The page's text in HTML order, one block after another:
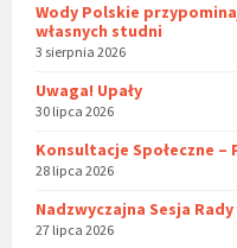
Wody Polskie
własnych studni
3 sierpnia 2026
Uwaga! Upały
30 lipca 2026
Konsultacje Społeczne –
28 lipca 2026
Nadzwyczajna Sesja
27 lipca 2026